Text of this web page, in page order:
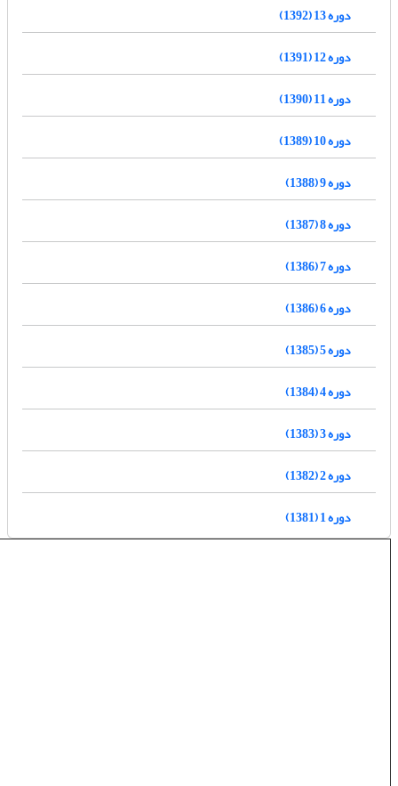
دوره 13 (1392)
دوره 12 (1391)
دوره 11 (1390)
دوره 10 (1389)
دوره 9 (1388)
دوره 8 (1387)
دوره 7 (1386)
دوره 6 (1386)
دوره 5 (1385)
دوره 4 (1384)
دوره 3 (1383)
دوره 2 (1382)
دوره 1 (1381)